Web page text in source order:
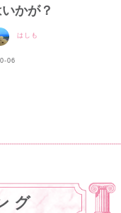
かが？
はしも
06
グ